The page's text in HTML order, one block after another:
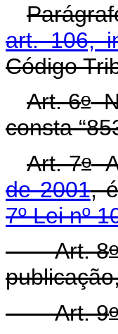
art. 106,
Código
Art. 6o
consta
Art. 7o
de 2001,
7º Lei nº
Art. 8o
Art. 9o